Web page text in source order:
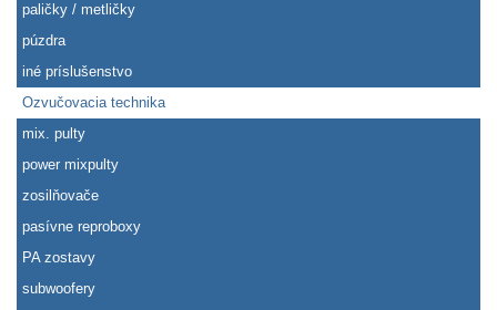
paličky / metličky
púzdra
iné príslušenstvo
Ozvučovacia technika
mix. pulty
power mixpulty
zosilňovače
pasívne reproboxy
PA zostavy
subwoofery